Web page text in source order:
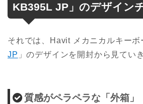
KB395L JP」のデザイン
それでは、Havit メカニカルキーボ
JP 」のデザインを 開封から見てい
質感がペラペラな「外箱」